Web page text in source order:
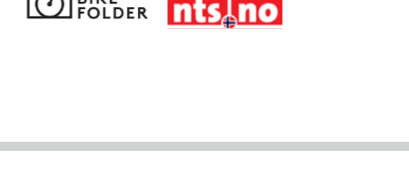
Footer